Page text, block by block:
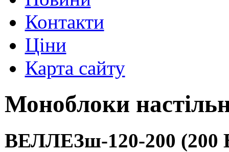
Контакти
Ціни
Карта сайту
Моноблоки
ВЕЛЛЕЗш-120-200 (200